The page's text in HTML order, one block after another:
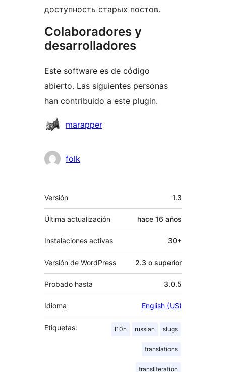
доступность старых постов.
Colaboradores y
desarrolladores
Este software es de código
abierto. Las siguientes personas
han contribuido a este plugin.
Colaboradores
marapper
folk
Meta
Versión 1.3
Última actualización hace 16 años
Instalaciones activas 30+
Versión de WordPress 2.3 o superior
Probado hasta 3.0.5
Idioma English (US)
Etiquetas: l10n russian slugs
translations
transliteration